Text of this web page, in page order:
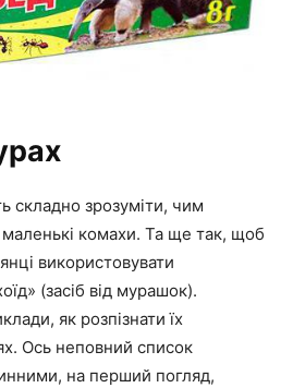
складно зрозуміти, чим
комахи. Та ще так, щоб
використовувати
(засіб від мурашок).
як розпізнати їх
Ось неповний список
на перший погляд,